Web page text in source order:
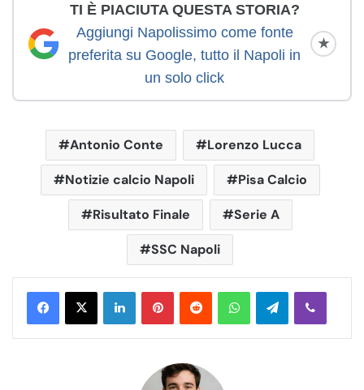
TI È PIACIUTA QUESTA STORIA?
Aggiungi Napolissimo come fonte
preferita su Google, tutto il Napoli in
un solo click
★
Antonio Conte Lorenzo Lucca
Notizie calcio Napoli Pisa Calcio
Risultato Finale Serie A
SSC Napoli
WhatsApp Telegram